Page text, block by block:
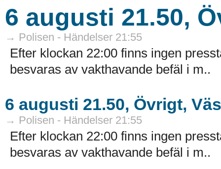
6 augusti 21.50,
→ Polisen - Händelser 21:55
Efter klockan 22:00 finns ingen
besvaras av vakthavande befäl i m..
6 augusti 21.50, Övrigt,
→ Polisen - Händelser 21:55
Efter klockan 22:00 finns ingen
besvaras av vakthavande befäl i m..